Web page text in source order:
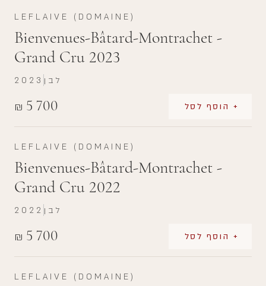
LEFLAIVE (DOMAINE)
Bienvenues-Bâtard-Montrachet -
Grand Cru 2023
₪ 5 700 + הוסף לסל
2023 לבן
LEFLAIVE (DOMAINE)
Bienvenues-Bâtard-Montrachet -
Grand Cru 2022
₪ 5 700 + הוסף לסל
2022 לבן
LEFLAIVE (DOMAINE)